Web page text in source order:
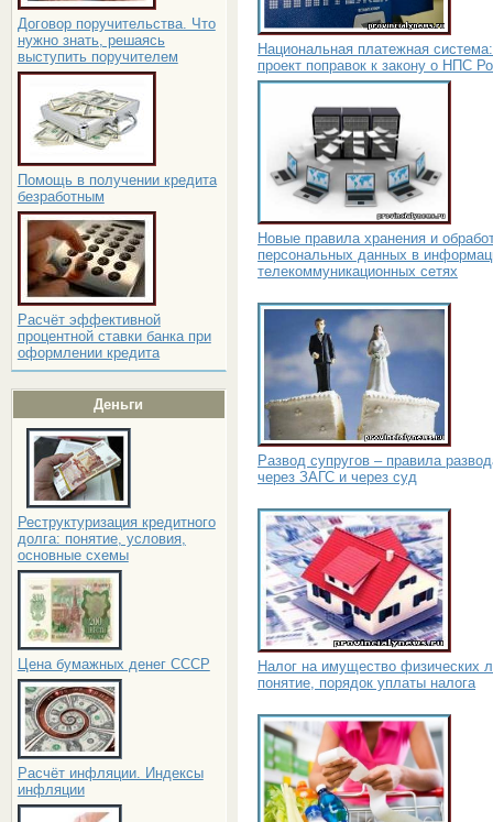
Договор поручительства. Что
нужно знать, решаясь
выступить поручителем
Помощь в получении кредита
безработным
Расчёт эффективной
процентной ставки банка при
оформлении кредита
Деньги
Реструктуризация кредитного
долга: понятие, условия,
основные схемы
Цена бумажных денег СССР
Расчёт инфляции. Индексы
инфляции
Национальная платежная система:
проект поправок к закону о НПС
Новые правила хранения и
персональных данных в
телекоммуникационных сетях
Развод супругов – правила
через ЗАГС и через суд
Налог на имущество физических
понятие, порядок уплаты налога